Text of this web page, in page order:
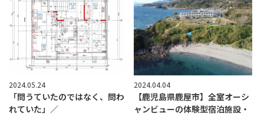
2024.05.24
「問うていたのではなく、問わ
れていた」／
2024.04.04
【鹿児島県鹿屋市】全室オーシ
ャンビューの体験型宿泊施設・